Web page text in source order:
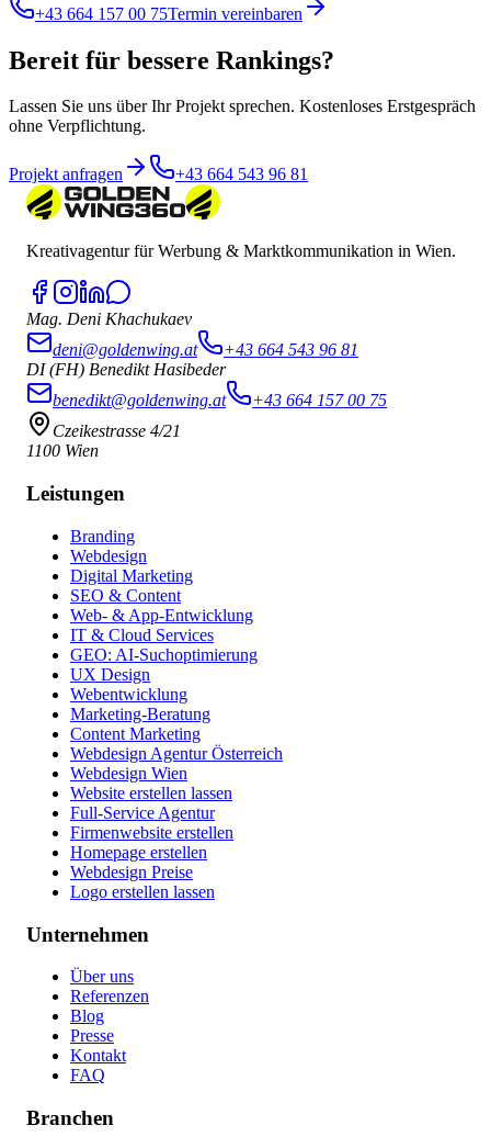
+43 664 157 00 75Termin vereinbaren
Bereit für bessere Rankings?
Lassen Sie uns über Ihr Projekt sprechen. Kostenloses Erstgespräch
ohne Verpflichtung.
Projekt anfragen +43 664 543 96 81
Kreativagentur für Werbung & Marktkommunikation in Wien.
Mag. Deni Khachukaev
deni@goldenwing.at
+43 664 543 96 81
DI (FH) Benedikt Hasibeder
benedikt@goldenwing.at
+43 664 157 00 75
Czeikestrasse 4/21
1100 Wien
Leistungen
Branding
Webdesign
Digital Marketing
SEO & Content
Web- & App-Entwicklung
IT & Cloud Services
GEO: AI-Suchoptimierung
UX Design
Webentwicklung
Marketing-Beratung
Content Marketing
Webdesign Agentur Österreich
Webdesign Wien
Website erstellen lassen
Full-Service Agentur
Firmenwebsite erstellen
Homepage erstellen
Webdesign Preise
Logo erstellen lassen
Unternehmen
Über uns
Referenzen
Blog
Presse
Kontakt
FAQ
Branchen